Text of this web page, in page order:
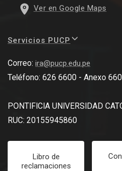
Ver en Google Maps
Servicios PUCP
Correo: ira@pucp.edu.pe
Teléfono: 626 6600 - Anexo
PONTIFICIA UNIVERSIDAD
RUC: 20155945860
Libro de
reclamaciones